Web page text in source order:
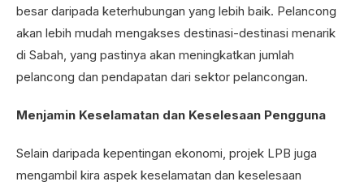
besar daripada keterhubungan yang lebih baik. Pelancong
akan lebih mudah mengakses destinasi-destinasi menarik
di Sabah, yang pastinya akan meningkatkan jumlah
pelancong dan pendapatan dari sektor pelancongan.
Menjamin Keselamatan dan Keselesaan Pengguna
Selain daripada kepentingan ekonomi, projek LPB juga
mengambil kira aspek keselamatan dan keselesaan